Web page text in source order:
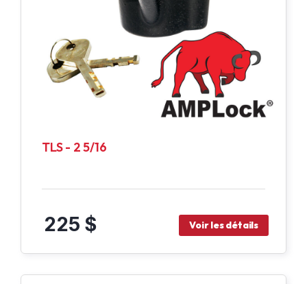
TLS - 2 5/16
225 $ Voir les détails